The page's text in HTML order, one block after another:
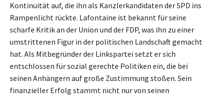
Kontinuität auf, die ihn als Kanzlerkandidaten der SPD ins
Rampenlicht rückte. Lafontaine ist bekannt für seine
scharfe Kritik an der Union und der FDP, was ihn zu einer
umstrittenen Figur in der politischen Landschaft gemacht
hat. Als Mitbegründer der Linkspartei setzt er sich
entschlossen für sozial gerechte Politiken ein, die bei
seinen Anhängern auf große Zustimmung stoßen. Sein
finanzieller Erfolg stammt nicht nur von seinen